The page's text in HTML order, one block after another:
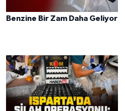
Benzine Bir Zam Daha Geliyor